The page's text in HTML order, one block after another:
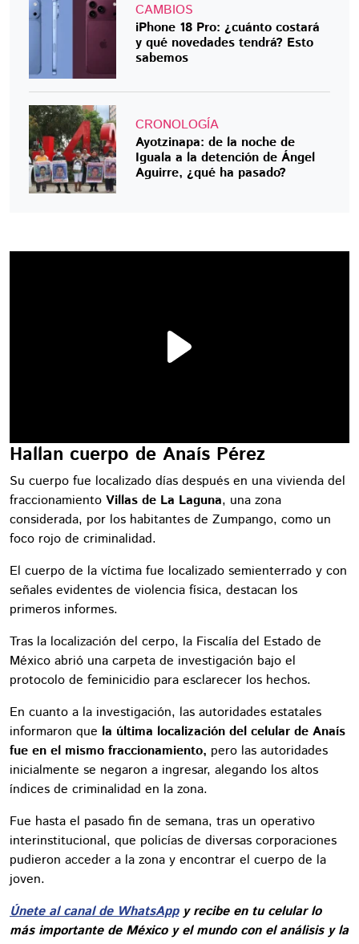
CAMBIOS
iPhone 18 Pro: ¿cuánto costará
y qué novedades tendrá? Esto
sabemos
CRONOLOGÍA
Ayotzinapa: de la noche de
Iguala a la detención de Ángel
Aguirre, ¿qué ha pasado?
Hallan cuerpo de Anaís Pérez
Su cuerpo fue localizado días después en una vivienda del
fraccionamiento Villas de La Laguna, una zona
considerada, por los habitantes de Zumpango, como un
foco rojo de criminalidad.
El cuerpo de la víctima fue localizado semienterrado y con
señales evidentes de violencia física, destacan los
primeros informes.
Tras la localización del cerpo, la Fiscalía del Estado de
México abrió una carpeta de investigación bajo el
protocolo de feminicidio para esclarecer los hechos.
En cuanto a la investigación, las autoridades estatales
informaron que la última localización del celular de Anaís
fue en el mismo fraccionamiento, pero las autoridades
inicialmente se negaron a ingresar, alegando los altos
índices de criminalidad en la zona.
Fue hasta el pasado fin de semana, tras un operativo
interinstitucional, que policías de diversas corporaciones
pudieron acceder a la zona y encontrar el cuerpo de la
joven.
Únete al canal de WhatsAppy recibe en tu celular lo
más importante de México y el mundo con el análisis y la